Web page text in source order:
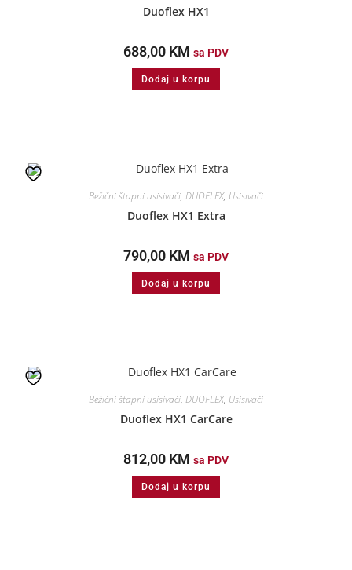
Duoflex HX1
688,00 KM sa PDV
Dodaj u korpu
Bežični štapni usisivači, DUOFLEX, Usisivači
Duoflex HX1 Extra
790,00 KM sa PDV
Dodaj u korpu
Bežični štapni usisivači, DUOFLEX, Usisivači
Duoflex HX1 CarCare
812,00 KM sa PDV
Dodaj u korpu